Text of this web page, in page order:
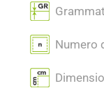
Numero